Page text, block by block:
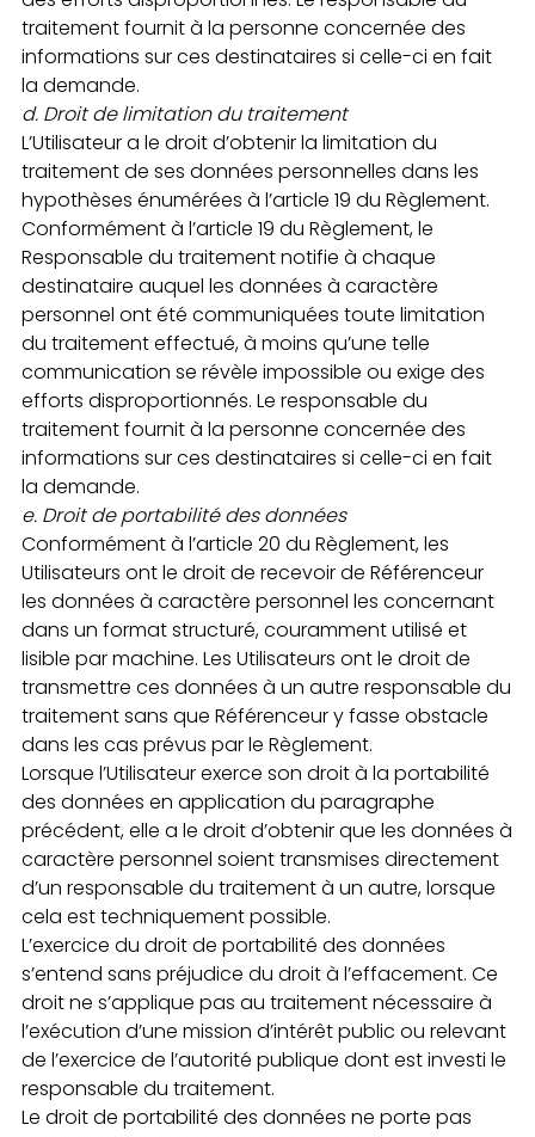
traitement fournit à la personne concernée des
informations sur ces destinataires si celle-ci en fait
la demande.
d. Droit de limitation du traitement
L’Utilisateur a le droit d’obtenir la limitation du
traitement de ses données personnelles dans les
hypothèses énumérées à l’article 19 du Règlement.
Conformément à l’article 19 du Règlement, le
Responsable du traitement notifie à chaque
destinataire auquel les données à caractère
personnel ont été communiquées toute limitation
du traitement effectué, à moins qu’une telle
communication se révèle impossible ou exige des
efforts disproportionnés. Le responsable du
traitement fournit à la personne concernée des
informations sur ces destinataires si celle-ci en fait
la demande.
e. Droit de portabilité des données
Conformément à l’article 20 du Règlement, les
Utilisateurs ont le droit de recevoir de Référenceur
les données à caractère personnel les concernant
dans un format structuré, couramment utilisé et
lisible par machine. Les Utilisateurs ont le droit de
transmettre ces données à un autre responsable du
traitement sans que Référenceur y fasse obstacle
dans les cas prévus par le Règlement.
Lorsque l’Utilisateur exerce son droit à la portabilité
des données en application du paragraphe
précédent, elle a le droit d’obtenir que les données à
caractère personnel soient transmises directement
d’un responsable du traitement à un autre, lorsque
cela est techniquement possible.
L’exercice du droit de portabilité des données
s’entend sans préjudice du droit à l’effacement. Ce
droit ne s’applique pas au traitement nécessaire à
l’exécution d’une mission d’intérêt public ou relevant
de l’exercice de l’autorité publique dont est investi le
responsable du traitement.
Le droit de portabilité des données ne porte pas